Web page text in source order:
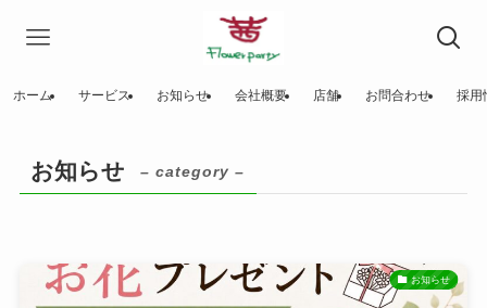
ホーム サービス お知らせ 会社概要 店舗 お問合わせ 採用
お知らせ – category –
お知らせ